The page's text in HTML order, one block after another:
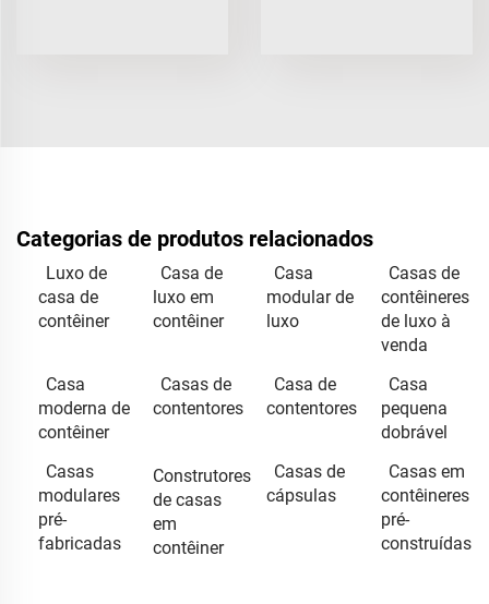
Categorias de produtos relacionados
Luxo de
casa de
contêiner
Casa de
luxo em
contêiner
Casa
modular de
luxo
Casas de
contêineres
de luxo à
venda
Casa
moderna de
contêiner
Casas de
contentores
Casa de
contentores
Casa
pequena
dobrável
Casas
modulares
pré-
fabricadas
Construtores
de casas
em
contêiner
Casas de
cápsulas
Casas em
contêineres
pré-
construídas